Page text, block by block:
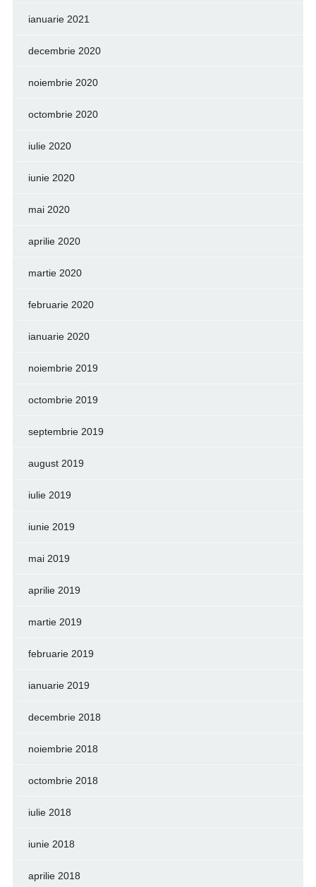
ianuarie 2021
decembrie 2020
noiembrie 2020
octombrie 2020
iulie 2020
iunie 2020
mai 2020
aprilie 2020
martie 2020
februarie 2020
ianuarie 2020
noiembrie 2019
octombrie 2019
septembrie 2019
august 2019
iulie 2019
iunie 2019
mai 2019
aprilie 2019
martie 2019
februarie 2019
ianuarie 2019
decembrie 2018
noiembrie 2018
octombrie 2018
iulie 2018
iunie 2018
aprilie 2018